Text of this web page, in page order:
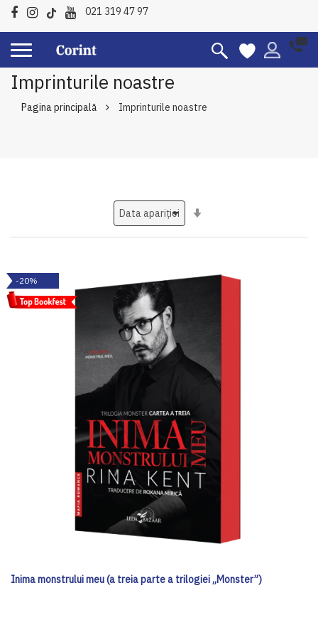
021 319 47 97
Imprinturile noastre
Pagina principală Imprinturile noastre
-20%
Inima monstrului meu (a treia parte a trilogiei „Monster”)